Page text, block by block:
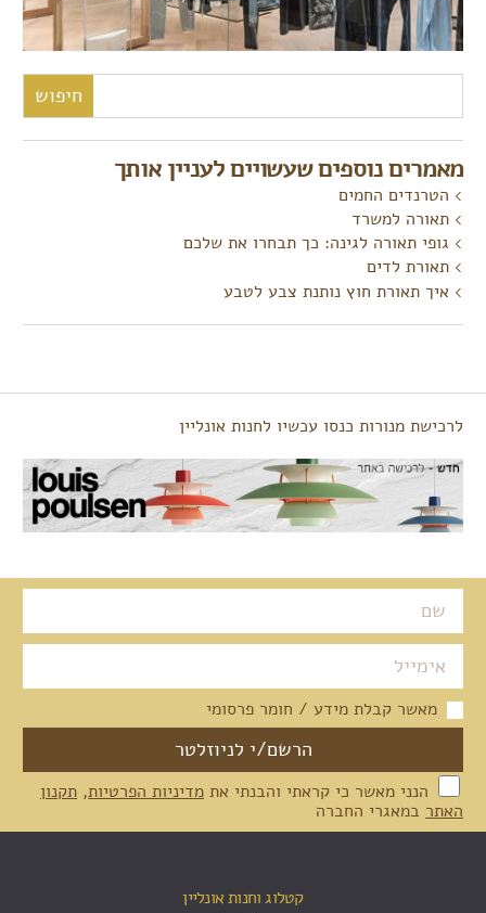
חיפוש:
מאמרים נוספים שעשויים לעניין אותך
הטרנדים החמים
תאורה למשרד
גופי תאורה לגינה: כך תבחרו את שלכם
תאורת לדים
איך תאורת חוץ נותנת צבע לטבע
לרכישת מנורות כנסו עכשיו לחנות אונליין
מאשר קבלת מידע / חומר פרסומי
הנני מאשר כי קראתי והבנתי את מדיניות הפרטיות, תקנון
האתר במאגרי החברה
קטלוג וחנות אונליין